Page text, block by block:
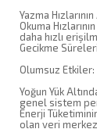
Yazma
Okuma
daha hızlı
Gecikme
Olumsuz Etkiler:
Yoğun Yük
genel sistem
Enerji
olan veri